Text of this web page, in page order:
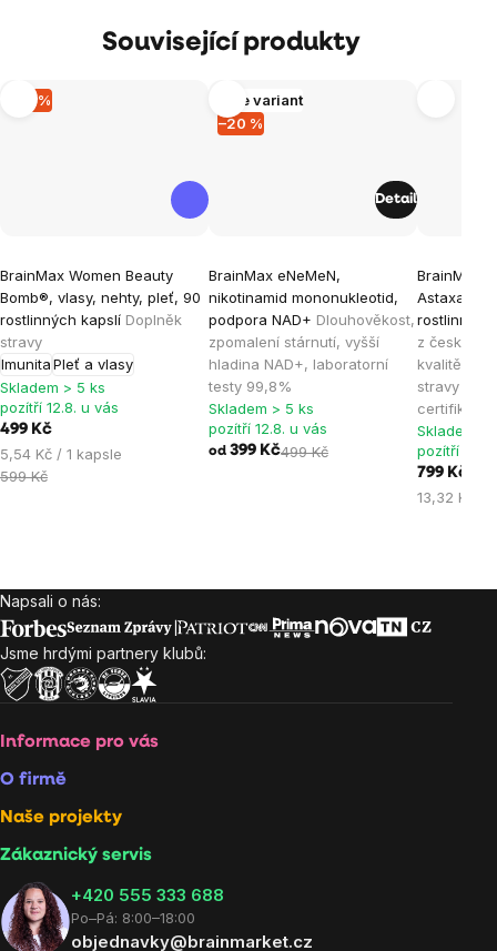
Související produkty
–16 %
BrainMax Women Beauty
Bomb®, vlasy, nehty, pleť, 90
rostlinných kapslí Doplněk
stravy
ImunitaPleť a vlasy
hodnocení
produktu
je
4,9
z
5
hvězdiček.
Skladem > 5 ks
pozítří 12.8. u vás
499 Kč
Měrná
cena:
5,54 Kč / 1 kapsle
599 Kč
–20 %
Více variant
BrainMax eNeMeN,
nikotinamid mononukleotid,
podpora NAD+ Dlouhověkost,
zpomalení stárnutí, vyšší
hladina NAD+, laboratorní
testy 99,8%
hodnocení
produktu
je
4,8
z
5
hvězdiček.
Skladem > 5 ks
pozítří 12.8. u vás
od 399 Kč499 Kč
Detail
BrainMax
z české
kvalitě, 60
stravy /
certifikát
produktu
je
5,0
z
5
Skladem >
pozítří
799 Kč
Měrná
13,32 Kč /
Zápatí
Napsali o nás:
Jsme hrdými partnery klubů:
Informace pro vás
O firmě
Naše projekty
Zákaznický servis
‭+420 555 333 688
Po–Pá: 8:00–18:00
objednavky@brainmarket.cz